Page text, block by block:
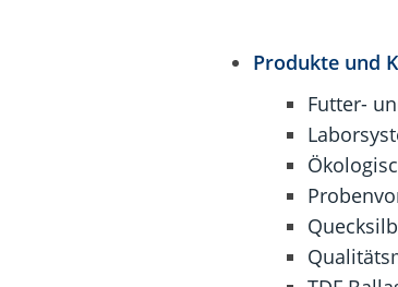
Produkte und
Futter-